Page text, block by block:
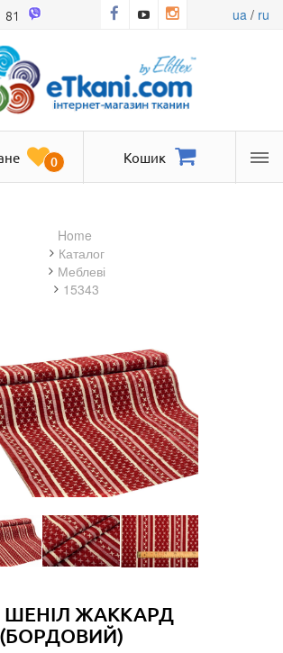
81 ua/ ru
0 Кошик
Home
Каталог
меблеві
15343
ШЕНІЛ ЖАККАРД